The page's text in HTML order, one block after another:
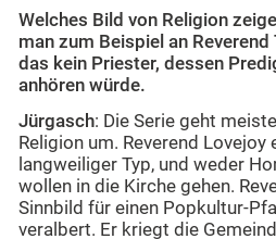
Welches Bild von Religion
man zum Beispiel an
das kein Priester, dessen
anhören würde.
Jürgasch: Die Serie geht
Religion um. Reverend
langweiliger Typ, und weder
wollen in die Kirche gehen.
Sinnbild für einen Popkultur-
veralbert. Er kriegt die